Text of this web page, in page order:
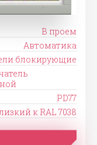
В проем
Автоматика
блокирующие
PD77
к RAL 7038